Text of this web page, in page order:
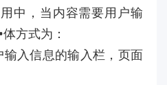
，当内容需要用户输
方式为：
入信息的输入栏，页面